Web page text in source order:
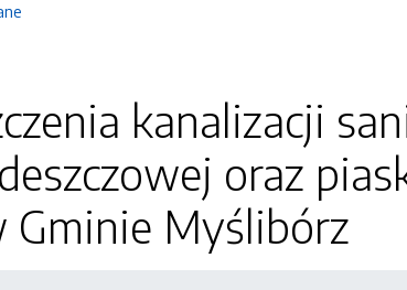
kanalizacji
oraz
Myślibórz